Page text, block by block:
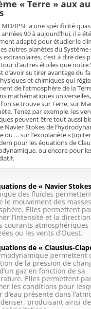
« Terre » aux
IPSL a une spécificité
90 à aujourd’hui, il a été
adapté pour étudier le
autres planètes du
extrasolaires, c’est à dire des
d’autres étoiles que notre
d’avoir su tirer avantage du
et chimiques qui
de l’atmosphère de la
mathématiques
se trouve sur Terre, sur
Tenez par exemple, les
peuvent être tout aussi
Navier Stokes de
ou … sur l’exoplanète «
pour les équations de
ou encore pour
de « Navier
des fluides
le mouvement des
Elles permettent
l’intensité et la
courants atmosphériques
ou les vents d’Ouest.
de « Clausius-
permettent
de la pression de
gaz en fonction de sa
Elles permettent
les conditions pour
d’eau présente dans
produisant ainsi